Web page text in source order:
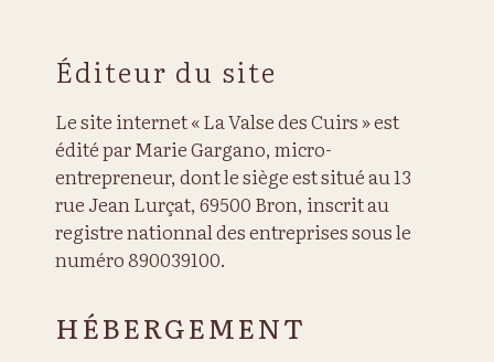
Éditeur du site
Le site internet « La Valse des Cuirs » est
édité par Marie Gargano, micro-
entrepreneur, dont le siège est situé au 13
rue Jean Lurçat, 69500 Bron, inscrit au
registre nationnal des entreprises sous le
numéro 890039100.
HÉBERGEMENT